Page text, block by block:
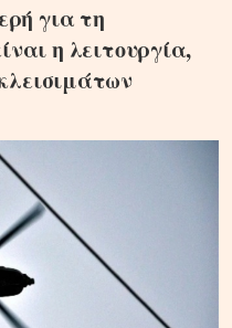
για τη
η λειτουργία,